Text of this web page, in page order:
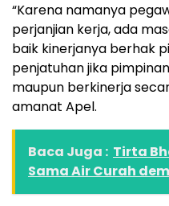
“Karena namanya
perjanjian kerja, ada
baik kinerjanya berhak
penjatuhan jika
maupun berkinerja
amanat Apel.
Baca Juga : Tirta
Sama Air Curah